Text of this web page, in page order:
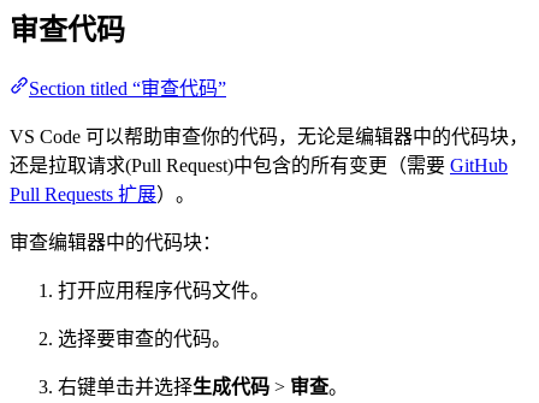
审查代码
Section titled “审查代码”
VS Code 可以帮助审查你的代码，无论是编辑器中的代码块，
还是拉取请求(Pull Request)中包含的所有变更（需要 GitHub
Pull Requests 扩展）。
审查编辑器中的代码块：
打开应用程序代码文件。
选择要审查的代码。
右键单击并选择生成代码 > 审查。